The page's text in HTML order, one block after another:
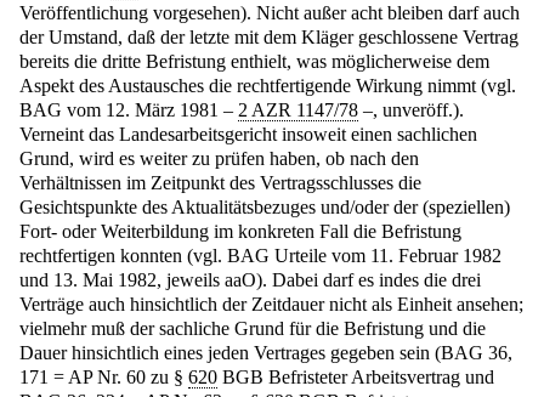
Veröffentlichung vorgesehen). Nicht außer acht bleiben darf auch
der Umstand, daß der letzte mit dem Kläger geschlossene Vertrag
bereits die dritte Befristung enthielt, was möglicherweise dem
Aspekt des Austausches die rechtfertigende Wirkung nimmt (vgl.
BAG vom 12. März 1981 – 2 AZR 1147/78 –, unveröff.).
Verneint das Landesarbeitsgericht insoweit einen sachlichen
Grund, wird es weiter zu prüfen haben, ob nach den
Verhältnissen im Zeitpunkt des Vertragsschlusses die
Gesichtspunkte des Aktualitätsbezuges und/oder der (speziellen)
Fort- oder Weiterbildung im konkreten Fall die Befristung
rechtfertigen konnten (vgl. BAG Urteile vom 11. Februar 1982
und 13. Mai 1982, jeweils aaO). Dabei darf es indes die drei
Verträge auch hinsichtlich der Zeitdauer nicht als Einheit ansehen;
vielmehr muß der sachliche Grund für die Befristung und die
Dauer hinsichtlich eines jeden Vertrages gegeben sein (BAG 36,
171 = AP Nr. 60 zu § 620 BGB Befristeter Arbeitsvertrag und